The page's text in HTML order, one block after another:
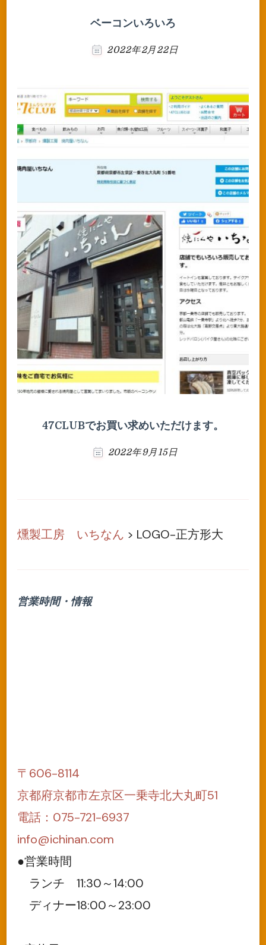
ベーコンいろいろ
2022年2月22日
47CLUBでお買い求めいただけます。
2022年9月15日
燻製工房 いちなん > LOGO-正方形大
営業時間・情報
〒606-8114
京都府京都市左京区一乗寺北大丸町51
電話：075-721-6937
info@ichinan.com
●営業時間
ランチ 11:30～14:00
ディナー18:00～23:00